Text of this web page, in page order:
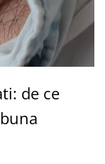
de ce